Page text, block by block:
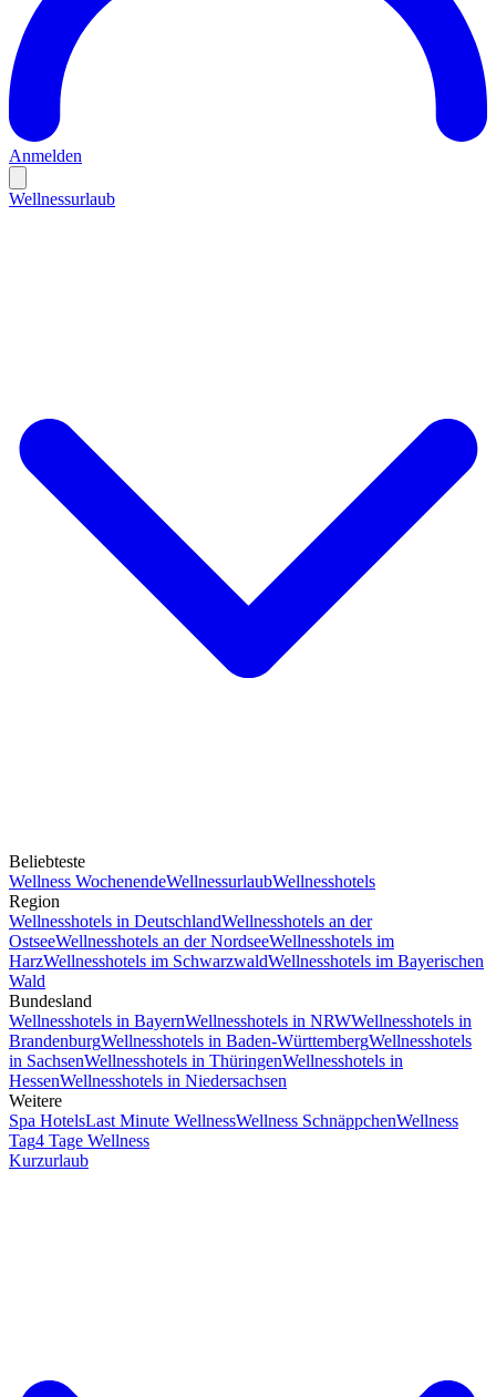
Anmelden
Wellnessurlaub
Beliebteste
Wellness WochenendeWellnessurlaubWellnesshotels
Region
Wellnesshotels in DeutschlandWellnesshotels an der
OstseeWellnesshotels an der NordseeWellnesshotels im
HarzWellnesshotels im SchwarzwaldWellnesshotels im Bayerischen
Wald
Bundesland
Wellnesshotels in BayernWellnesshotels in NRWWellnesshotels in
BrandenburgWellnesshotels in Baden-WürttembergWellnesshotels
in SachsenWellnesshotels in ThüringenWellnesshotels in
HessenWellnesshotels in Niedersachsen
Weitere
Spa HotelsLast Minute WellnessWellness SchnäppchenWellness
Tag4 Tage Wellness
Kurzurlaub